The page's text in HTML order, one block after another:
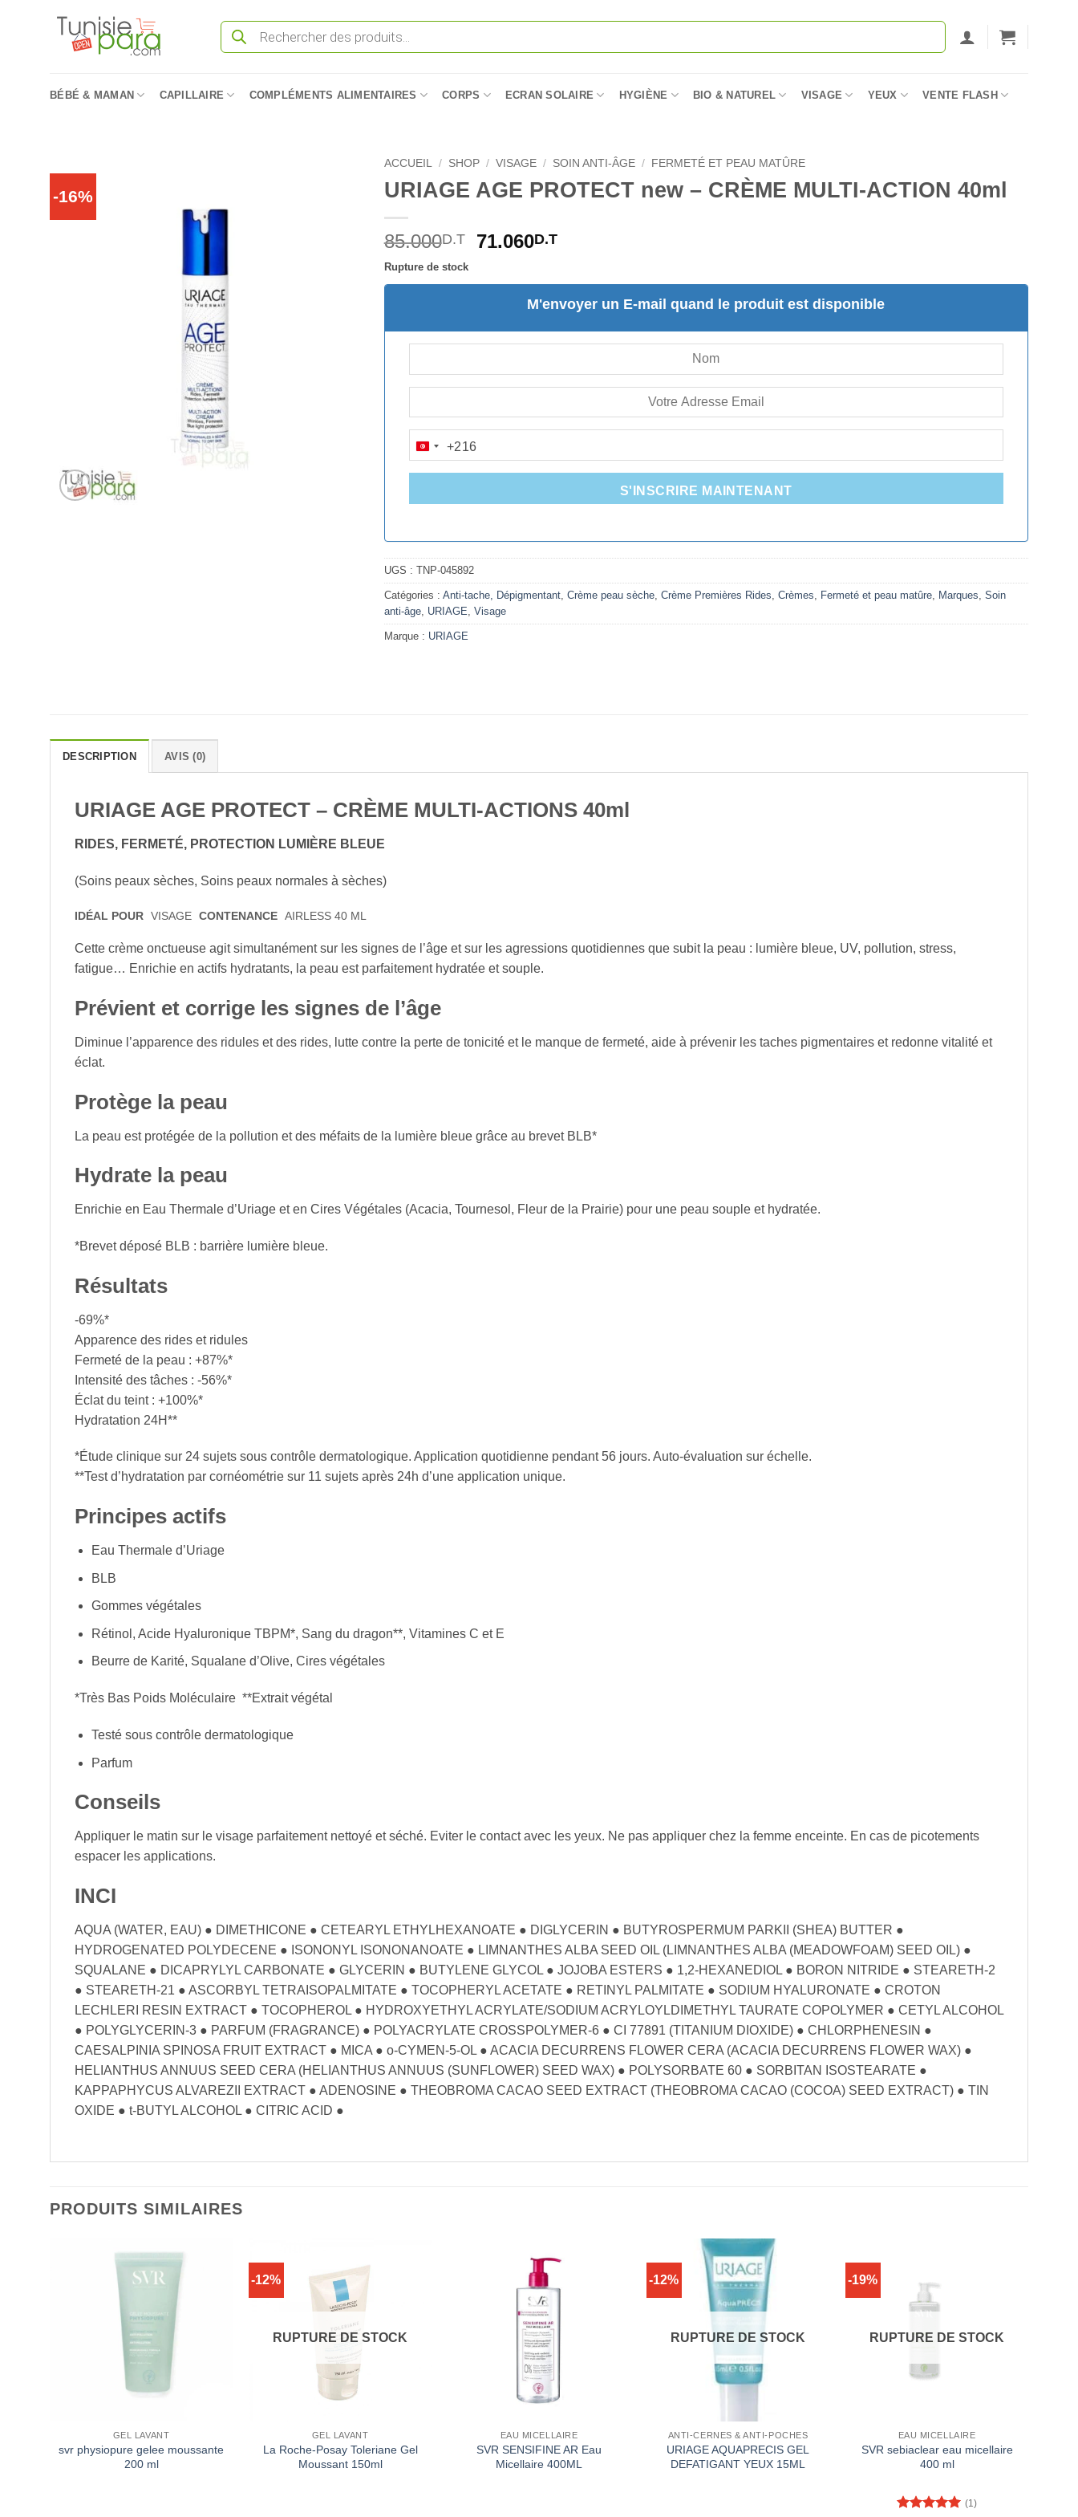
Recherche
produits
BÉBÉ & MAMAN CAPILLAIRE COMPLÉMENTS ALIMENTAIRES CORPS ECRAN SOLAIRE HYGIÈNE BIO & NATUREL VISAGE YEUX VENTE FLASH
-16%
ACCUEIL / SHOP / VISAGE / SOIN ANTI-ÂGE / FERMETÉ ET PEAU MATÛRE
URIAGE AGE PROTECT new – CRÈME MULTI-ACTION 40ml
85.000D.T
Le
initial
71.060D.TLe
actuel
est :
71.060D.T.
Rupture de stock
M'envoyer un E-mail quand le produit est disponible
TUNISIA
+216
+216
S'INSCRIRE MAINTENANT
UGS : TNP-045892
Catégories : Anti-tache, Dépigmentant, Crème peau sèche, Crème Premières Rides Crèmes Fermeté et peau matûre, Marques Soin
anti-âge, URIAGE Visage
Marque : URIAGE
DESCRIPTION AVIS (0)
URIAGE AGE PROTECT – CRÈME MULTI-ACTIONS 40ml
RIDES, FERMETÉ, PROTECTION LUMIÈRE BLEUE
(Soins peaux sèches, Soins peaux normales à sèches)
IDÉAL POUR VISAGE CONTENANCE AIRLESS 40 ML
Cette crème onctueuse agit simultanément sur les signes de l’âge et sur les agressions quotidiennes que subit la peau : lumière bleue, UV, pollution, stress,
fatigue… Enrichie en actifs hydratants, la peau est parfaitement hydratée et souple.
Prévient et corrige les signes de l’âge
Diminue l’apparence des ridules et des rides, lutte contre la perte de tonicité et le manque de fermeté, aide à prévenir les taches pigmentaires et redonne vitalité et
éclat.
Protège la peau
La peau est protégée de la pollution et des méfaits de la lumière bleue grâce au brevet BLB*
Hydrate la peau
Enrichie en Eau Thermale d’Uriage et en Cires Végétales (Acacia, Tournesol, Fleur de la Prairie) pour une peau souple et hydratée.
*Brevet déposé BLB : barrière lumière bleue.
Résultats
-69%*
Apparence des rides et ridules
Fermeté de la peau : +87%*
Intensité des tâches : -56%*
Éclat du teint : +100%*
Hydratation 24H**
*Étude clinique sur 24 sujets sous contrôle dermatologique. Application quotidienne pendant 56 jours. Auto-évaluation sur échelle.
**Test d’hydratation par cornéométrie sur 11 sujets après 24h d’une application unique.
Principes actifs
Eau Thermale d’Uriage
BLB
Gommes végétales
Rétinol, Acide Hyaluronique TBPM*, Sang du dragon**, Vitamines C et E
Beurre de Karité, Squalane d’Olive, Cires végétales
*Très Bas Poids Moléculaire **Extrait végétal
Testé sous contrôle dermatologique
Parfum
Conseils
Appliquer le matin sur le visage parfaitement nettoyé et séché. Eviter le contact avec les yeux. Ne pas appliquer chez la femme enceinte. En cas de picotements
espacer les applications.
INCI
AQUA (WATER, EAU) ● DIMETHICONE ● CETEARYL ETHYLHEXANOATE ● DIGLYCERIN ● BUTYROSPERMUM PARKII (SHEA) BUTTER ●
HYDROGENATED POLYDECENE ● ISONONYL ISONONANOATE ● LIMNANTHES ALBA SEED OIL (LIMNANTHES ALBA (MEADOWFOAM) SEED OIL) ●
SQUALANE ● DICAPRYLYL CARBONATE ● GLYCERIN ● BUTYLENE GLYCOL ● JOJOBA ESTERS ● 1,2-HEXANEDIOL ● BORON NITRIDE ● STEARETH-2
● STEARETH-21 ● ASCORBYL TETRAISOPALMITATE ● TOCOPHERYL ACETATE ● RETINYL PALMITATE ● SODIUM HYALURONATE ● CROTON
LECHLERI RESIN EXTRACT ● TOCOPHEROL ● HYDROXYETHYL ACRYLATE/SODIUM ACRYLOYLDIMETHYL TAURATE COPOLYMER ● CETYL ALCOHOL
● POLYGLYCERIN-3 ● PARFUM (FRAGRANCE) ● POLYACRYLATE CROSSPOLYMER-6 ● CI 77891 (TITANIUM DIOXIDE) ● CHLORPHENESIN ●
CAESALPINIA SPINOSA FRUIT EXTRACT ● MICA ● o-CYMEN-5-OL ● ACACIA DECURRENS FLOWER CERA (ACACIA DECURRENS FLOWER WAX) ●
HELIANTHUS ANNUUS SEED CERA (HELIANTHUS ANNUUS (SUNFLOWER) SEED WAX) ● POLYSORBATE 60 ● SORBITAN ISOSTEARATE ●
KAPPAPHYCUS ALVAREZII EXTRACT ● ADENOSINE ● THEOBROMA CACAO SEED EXTRACT (THEOBROMA CACAO (COCOA) SEED EXTRACT) ● TIN
OXIDE ● t-BUTYL ALCOHOL ● CITRIC ACID ●
PRODUITS SIMILAIRES
GEL LAVANT
svr physiopure gelee moussante
200 ml
-12%
RUPTURE DE STOCK
GEL LAVANT
La Roche-Posay Toleriane Gel
Moussant 150ml
EAU MICELLAIRE
SVR SENSIFINE AR Eau
Micellaire 400ML
-12%
RUPTURE DE STOCK
ANTI-CERNES & ANTI-POCHES
URIAGE AQUAPRECIS GEL
DEFATIGANT YEUX 15ML
-19%
RUPTURE DE STOCK
EAU MICELLAIRE
SVR sebiaclear eau micellaire
400 ml
(1)